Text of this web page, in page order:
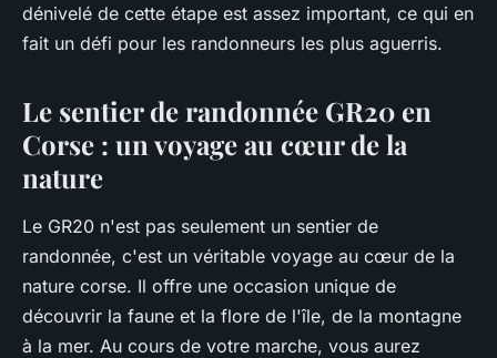
dénivelé de cette étape est assez important, ce qui en
fait un défi pour les randonneurs les plus aguerris.
Le sentier de randonnée GR20 en
Corse : un voyage au cœur de la
nature
Le GR20 n'est pas seulement un sentier de
randonnée, c'est un véritable voyage au cœur de la
nature corse. Il offre une occasion unique de
découvrir la faune et la flore de l'île, de la montagne
à la mer. Au cours de votre marche, vous aurez